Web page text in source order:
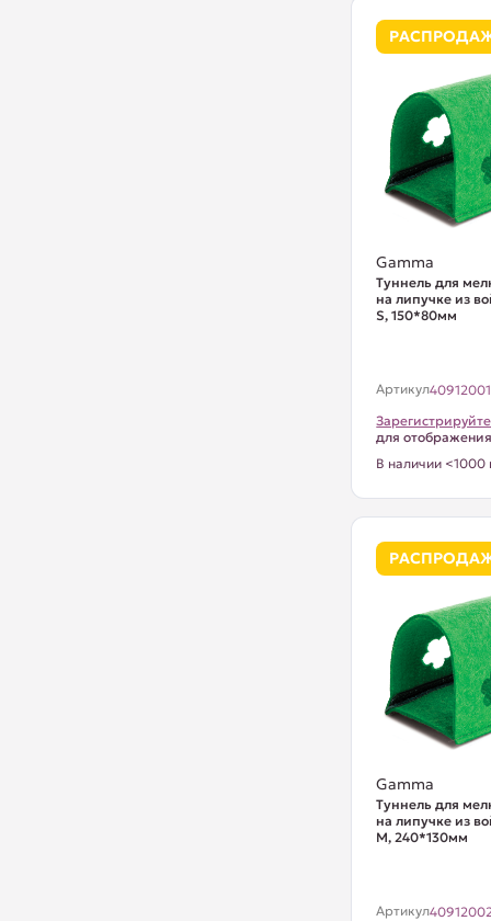
Gamma
Туннель для
на липучке из
S, 150*80мм
Артикул40912001
для
В наличии <1000
Gamma
Туннель для
на липучке из
M, 240*130мм
Артикул